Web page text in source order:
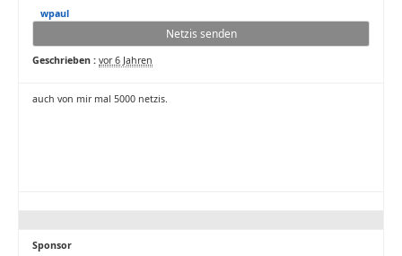
wpaul
Netzis senden
Geschrieben : vor 6 Jahren
auch von mir mal 5000 netzis.
Sponsor